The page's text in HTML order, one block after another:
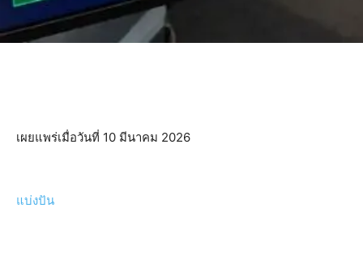
เผยแพร่เมื่อวันที่ 10 มีนาคม 2026
แบ่งปัน